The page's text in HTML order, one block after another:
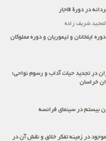
در دورة قاجار
شریف زاده
ایلخانان و تیموریان و دوره مملوکان
در تجدید حیات آداب و رسوم نواحی؛
خراسان
بیستم در سینمای فرانسه
در زمینه تفکر خلاق و نقش آن در